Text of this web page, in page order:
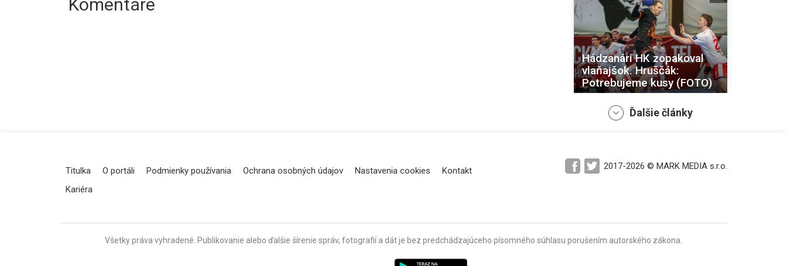
Komentáre
Hádzanári HK zopakoval
vlaňajšok. Hruščák:
Potrebujeme kusy (FOTO)
Sympatický košický vzdor
Ďalšie články
Titulka O portáli Podmienky používania Ochrana osobných údajov Nastavenia cookies
Kontakt
Kariéra
2017-2026 © MARK MEDIA s.r.o.
Všetky práva vyhradené. Publikovanie alebo ďalšie šírenie správ, fotografií a dát je bez predchádzajúceho písomného súhlasu porušením autorského zákona.